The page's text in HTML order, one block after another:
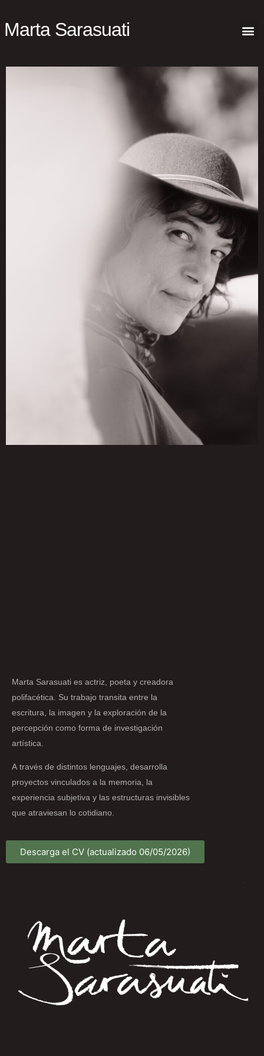
Marta Sarasuati
Marta Sarasuati es actriz, poeta y creadora
polifacética. Su trabajo transita entre la
escritura, la imagen y la exploración de la
percepción como forma de investigación
artística.
A través de distintos lenguajes, desarrolla
proyectos vinculados a la memoria, la
experiencia subjetiva y las estructuras invisibles
que atraviesan lo cotidiano.
Descarga el CV (actualizado 06/05/2026)